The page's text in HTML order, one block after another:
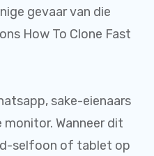
gevaar van die
How To Clone Fast
sake-eienaars
monitor. Wanneer dit
selfoon of tablet op